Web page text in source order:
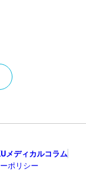
メディカルコラム
ポリシー